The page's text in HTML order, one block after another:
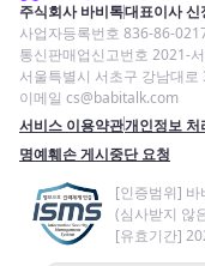
주식회사 바비톡대표이사 신
사업자등록번호 836-86-
통신판매업신고번호 2021-
서울특별시 서초구 강남대
이메일 cs@babitalk.com
서비스 이용약관개인정보 처
명예훼손 게시중단 요청
[인증범위] 바
(심사받지 않
[유효기간]